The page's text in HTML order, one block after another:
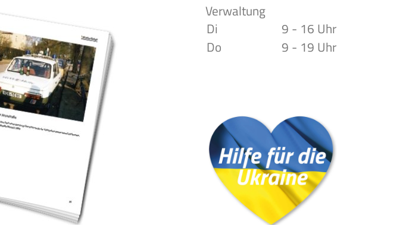
Verwaltung
Di
9 - 16 Uhr
Do
9 - 19 Uhr